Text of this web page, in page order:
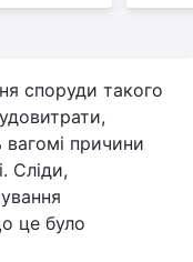
споруди такого
причини
Сліди,
це було